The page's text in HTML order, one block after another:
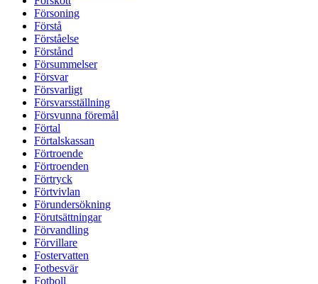
Försoning
Förstå
Förståelse
Förstånd
Försummelser
Försvar
Försvarligt
Försvarsställning
Försvunna föremål
Förtal
Förtalskassan
Förtroende
Förtroenden
Förtryck
Förtvivlan
Förundersökning
Förutsättningar
Förvandling
Förvillare
Fostervatten
Fotbesvär
Fotboll